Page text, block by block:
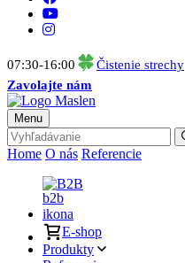
07:30-16:00
Čistenie strechy
Zavolajte nám
Menu
Home O nás Referencie
B2B
E-shop
Produkty